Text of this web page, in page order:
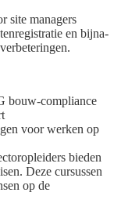
site managers
en bijna-
bouw-compliance
voor werken op
bieden
Deze cursussen
op de